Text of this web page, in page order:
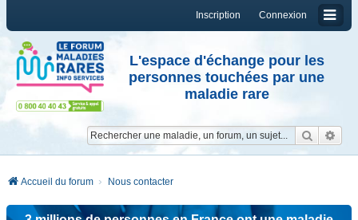
Connexion
Inscription
L'espace d'échange pour les
personnes touchées par une
maladie rare
Accueil du forum Nous contacter